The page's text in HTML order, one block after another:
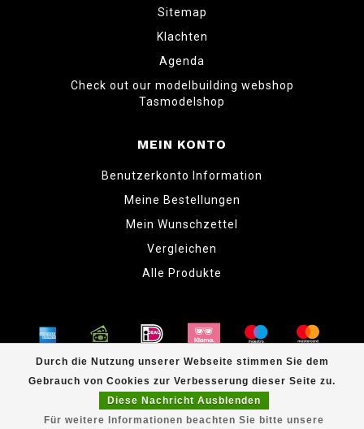
Durch die Nutzung unserer Webseite stimmen Sie dem
Gebrauch von Cookies zur Verbesserung dieser Seite zu.
Diese Nachricht Ausblenden
Für weitere Informationen beachten Sie bitte unsere
Sitemap
Klachten
Agenda
Check out our modelbuilding webshop
Tasmodelshop
MEIN KONTO
Benutzerkonto Information
Meine Bestellungen
Mein Wunschzettel
Vergleichen
Alle Produkte
© Copyright 2026 www.tabletopper.nl